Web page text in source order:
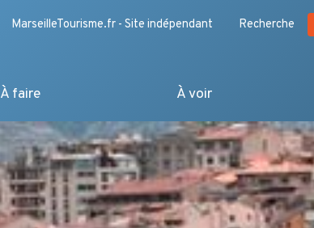
MarseilleTourisme.fr - Site indépendant Recherche
À faire À voir